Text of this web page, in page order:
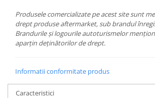
Produsele comercializate pe acest site sunt
drept produse aftermarket, sub brandul
Brandurile și logourile autoturismelor
aparțin deținătorilor de drept.
Informatii conformitate produs
Caracteristici